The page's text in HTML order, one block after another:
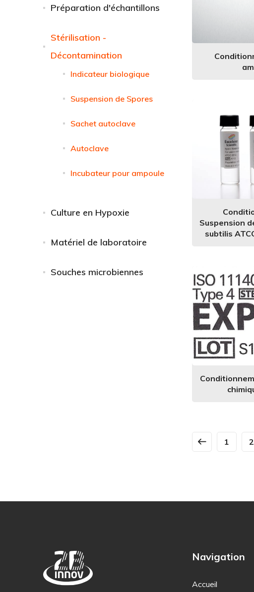
Suspension
subtilis
1 2
Préparation d'échantillons
Stérilisation -
Décontamination
Indicateur biologique
Suspension de Spores
Sachet autoclave
Autoclave
Incubateur pour ampoule
Culture en Hypoxie
Matériel de laboratoire
Souches microbiennes
Navigation
Accueil